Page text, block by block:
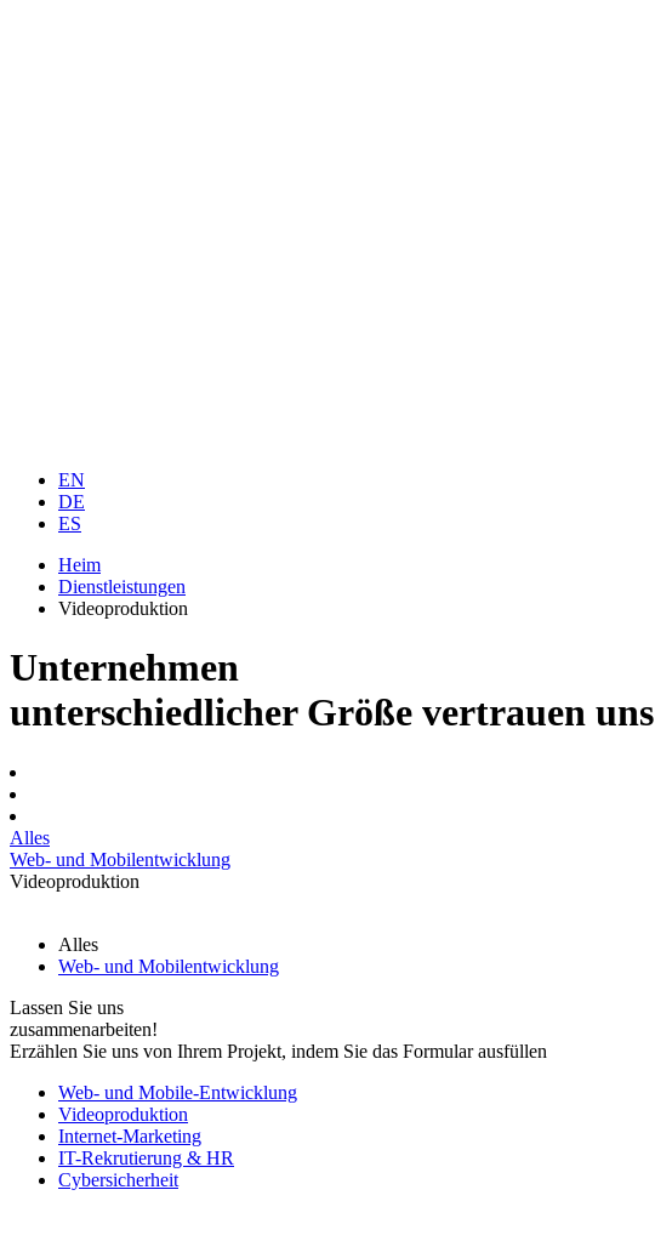
EN
DE
ES
Heim
Dienstleistungen
Videoproduktion
Unternehmen
unterschiedlicher Größe vertrauen uns
Alles
Web- und Mobilentwicklung
Videoproduktion
Alles
Web- und Mobilentwicklung
Lassen Sie uns
zusammenarbeiten!
Erzählen Sie uns von Ihrem Projekt, indem Sie das Formular ausfüllen
Web- und Mobile-Entwicklung
Videoproduktion
Internet-Marketing
IT-Rekrutierung & HR
Cybersicherheit